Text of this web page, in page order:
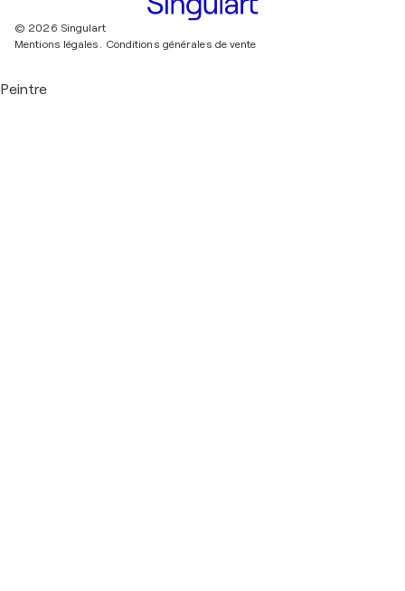
© 2026 Singulart
Mentions légales. Conditions générales de vente
Peintre